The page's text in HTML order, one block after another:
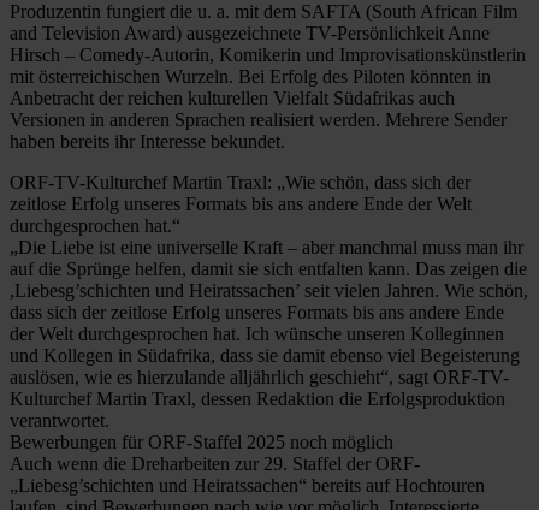
Produzentin fungiert die u. a. mit dem SAFTA (South African Film
and Television Award) ausgezeichnete TV-Persönlichkeit Anne
Hirsch – Comedy-Autorin, Komikerin und Improvisationskünstlerin
mit österreichischen Wurzeln. Bei Erfolg des Piloten könnten in
Anbetracht der reichen kulturellen Vielfalt Südafrikas auch
Versionen in anderen Sprachen realisiert werden. Mehrere Sender
haben bereits ihr Interesse bekundet.
ORF-TV-Kulturchef Martin Traxl: „Wie schön, dass sich der
zeitlose Erfolg unseres Formats bis ans andere Ende der Welt
durchgesprochen hat.“
„Die Liebe ist eine universelle Kraft – aber manchmal muss man ihr
auf die Sprünge helfen, damit sie sich entfalten kann. Das zeigen die
,Liebesg’schichten und Heiratssachen’ seit vielen Jahren. Wie schön,
dass sich der zeitlose Erfolg unseres Formats bis ans andere Ende
der Welt durchgesprochen hat. Ich wünsche unseren Kolleginnen
und Kollegen in Südafrika, dass sie damit ebenso viel Begeisterung
auslösen, wie es hierzulande alljährlich geschieht“, sagt ORF-TV-
Kulturchef Martin Traxl, dessen Redaktion die Erfolgsproduktion
verantwortet.
Bewerbungen für ORF-Staffel 2025 noch möglich
Auch wenn die Dreharbeiten zur 29. Staffel der ORF-
„Liebesg’schichten und Heiratssachen“ bereits auf Hochtouren